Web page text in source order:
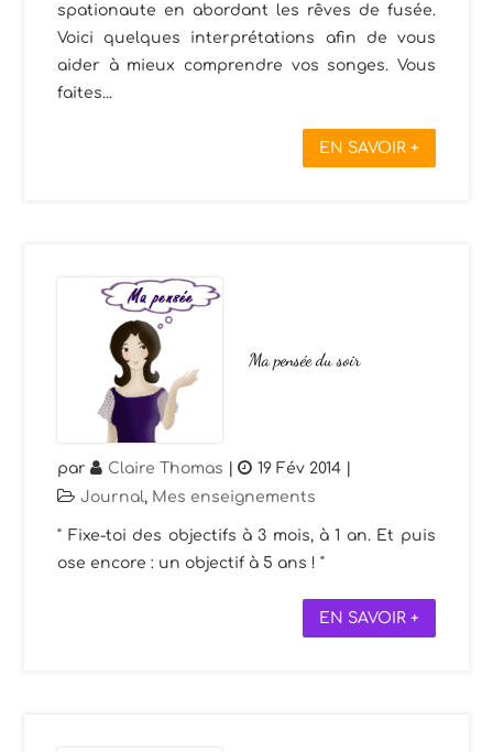
spationaute en abordant les rêves de fusée.
Voici quelques interprétations afin de vous
aider à mieux comprendre vos songes. Vous
faites...
EN SAVOIR +
Ma pensée du soir
par Claire Thomas | 19 Fév 2014 |
Journal, Mes enseignements
" Fixe-toi des objectifs à 3 mois, à 1 an. Et puis
ose encore : un objectif à 5 ans ! "
EN SAVOIR +